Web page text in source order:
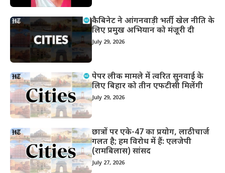
कैबिनेट ने आंगनवाड़ी भर्ती, खेल नीति के
लिए प्रमुख अभियान को मंजूरी दी
July 29, 2026
पेपर लीक मामले में त्वरित सुनवाई के
लिए बिहार को तीन एफटीसी मिलेंगी
July 29, 2026
छात्रों पर एके-47 का प्रयोग, लाठीचार्ज
गलत है; हम विरोध में हैं: एलजेपी
(रामबिलास) सांसद
July 27, 2026